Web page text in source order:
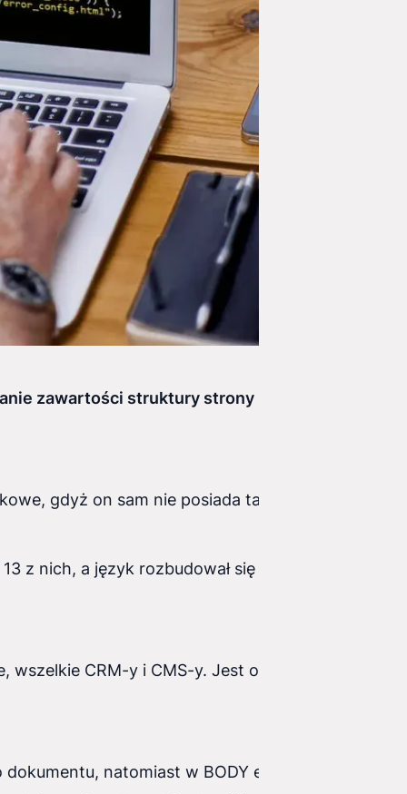
zawartości struktury strony internetowej.
gdyż on sam nie posiada takich rozwiązań.
z nich, a język rozbudował się diametrialnie i
CRM-y i CMS-y. Jest on podstawowym
natomiast w BODY elementy